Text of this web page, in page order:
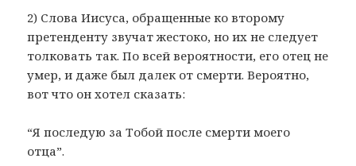
2) Слова Иисуса, обращенные ко второму
претенденту звучат жестоко, но их не следует
толковать так. По всей вероятности, его отец не
умер, и даже был далек от смерти. Вероятно,
вот что он хотел сказать:
“Я последую за Тобой после смерти моего
отца”.